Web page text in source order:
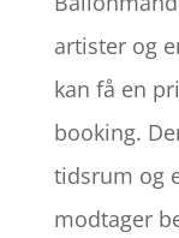
artister og
kan få en
booking.
tidsrum og
modtager